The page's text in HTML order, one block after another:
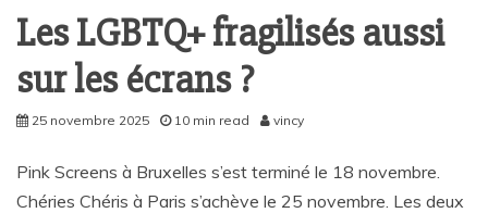
Les LGBTQ+ fragilisés aussi
sur les écrans ?
25 novembre 2025 10 min read vincy
Pink Screens à Bruxelles s’est terminé le 18 novembre.
Chéries Chéris à Paris s’achève le 25 novembre. Les deux